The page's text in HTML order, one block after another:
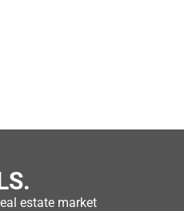
estate market